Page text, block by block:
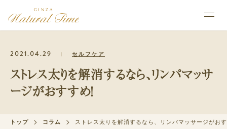
2021.04.29 セルフケア
ストレス太りを解消するなら、リンパマッサ
ージがおすすめ！
トップ コラム ストレス太りを解消するなら、リンパマッサージがお